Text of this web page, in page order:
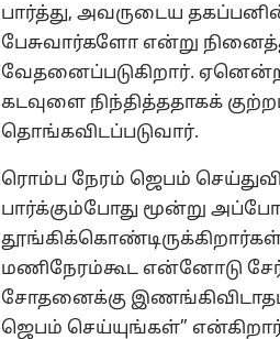
பார்த்து, அவருடைய
பேசுவார்களோ என்று
வேதனைப்படுகிறார்.
கடவுளை நிந்தித்ததாகக்
தொங்கவிடப்படுவார்.
ரொம்ப நேரம் ஜெபம்
பார்க்கும்போது மூன்று
மணிநேரம்கூட என்னோடு
சோதனைக்கு
ஜெபம் செய்யுங்கள்”